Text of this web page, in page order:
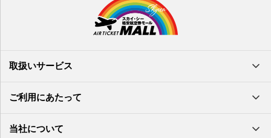
北九州空港
奄美大島空港
徳之島空港
南大東空港
多良間空港
取扱いサービス
ご利用にあたって
当社について